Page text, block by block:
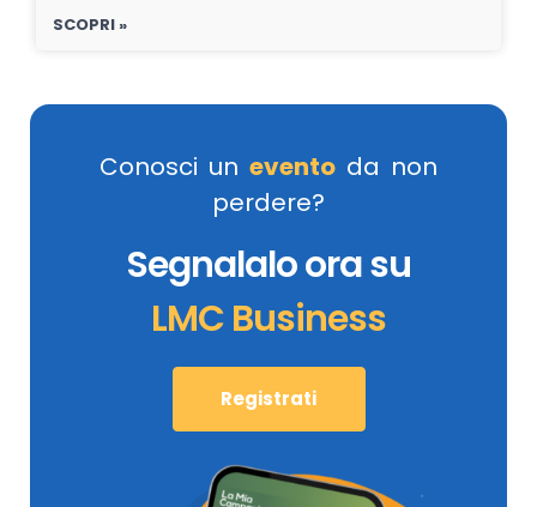
SCOPRI »
Conosci un evento da non
perdere?
Segnalalo ora su
LMC Business
Registrati